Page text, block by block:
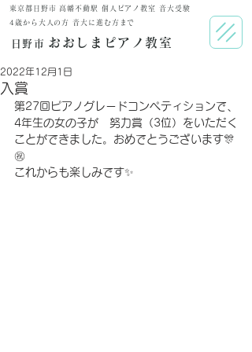
日野市 おおしまピアノ教室
東京都日野市 高幡不動駅 個人ピアノ教室 音大受験
​4歳から大人の方 音大に進む方まで
入賞
2022年12月1日
第27回ピアノグレードコンペティションで、
4年生の女の子が　努力賞（3位）をいただく
ことができました。おめでとうございます🎊
㊗️
これからも楽しみです✨